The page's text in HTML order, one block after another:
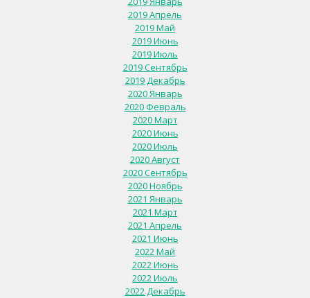
2019 Апрель
2019 Май
2019 Июнь
2019 Июль
2019 Сентябрь
2019 Декабрь
2020 Январь
2020 Февраль
2020 Март
2020 Июнь
2020 Июль
2020 Август
2020 Сентябрь
2020 Ноябрь
2021 Январь
2021 Март
2021 Апрель
2021 Июнь
2022 Май
2022 Июнь
2022 Июль
2022 Декабрь